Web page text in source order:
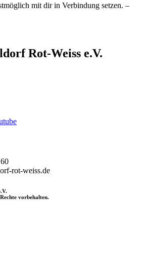
mit dir in Verbindung setzen. –
Rot-Weiss e.V.
rot-weiss.de
vorbehalten.